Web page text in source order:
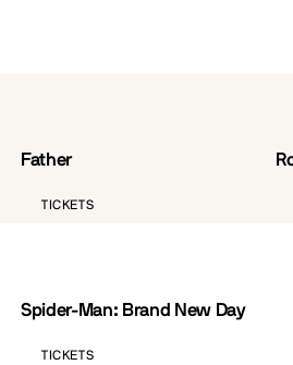
Father
VO.ST.FR
TICKETS
Spider-Man: Brand New Day
VO.ST.FR
TICKETS